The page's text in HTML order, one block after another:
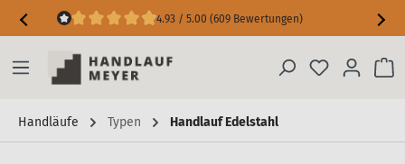
4.93 / 5.00 (609 Bewertungen)
Handläufe Typen Handlauf Edelstahl